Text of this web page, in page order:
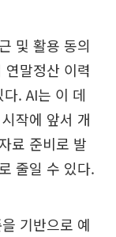
및 활용 동의
말정산 이력
. AI는 이 데
작에 앞서 개
료 준비로 발
줄일 수 있다.
기반으로 예